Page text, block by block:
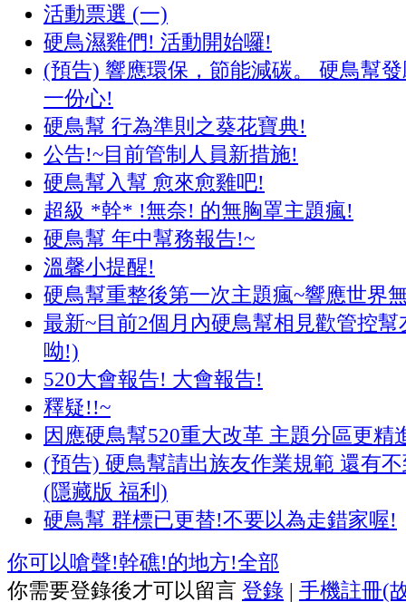
活動票選 (一)
硬鳥濕雞們! 活動開始囉!
(預告) 響應環保，節能減碳。 硬鳥幫
一份心!
硬鳥幫 行為準則之葵花寶典!
公告!~目前管制人員新措施!
硬鳥幫入幫 愈來愈雞吧!
超級 *幹* !無奈! 的無胸罩主題瘋!
硬鳥幫 年中幫務報告!~
溫馨小提醒!
硬鳥幫重整後第一次主題瘋~響應世界
最新~目前2個月內硬鳥幫相見歡管控
呦!)
520大會報告! 大會報告!
釋疑!!~
因應硬鳥幫520重大改革 主題分區更精
(預告) 硬鳥幫請出族友作業規範 還有
(隱藏版 福利)
硬鳥幫 群標已更替!不要以為走錯家喔!
你可以嗆聲!幹礁!的地方!全部
你需要登錄後才可以留言 登錄 | 手機註冊(